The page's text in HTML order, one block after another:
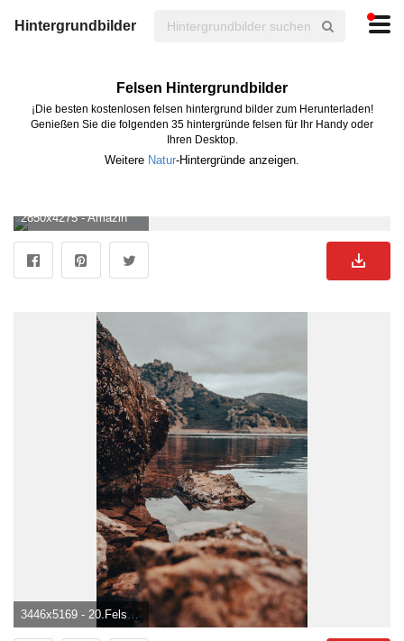
Hintergrundbilder
Felsen Hintergrundbilder
¡Die besten kostenlosen felsen hintergrund bilder zum Herunterladen!
Genießen Sie die folgenden 35 hintergründe felsen für Ihr Handy oder
Ihren Desktop.
Weitere Natur-Hintergründe anzeigen.
2850x4275 - Amazing Travel Wallpaper for iPhone X. Harry rocks, Travel wallpaper, Aerial view. Felsen Bild.
3446x5169 - 20.Felsen Pic Bilder Und Fotos · Kostenlos Downloaden · Stock Fotos. Felsen Hintergrund .